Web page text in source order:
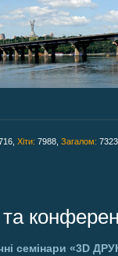
Хіти: 7988, Загалом:
семінари «3D